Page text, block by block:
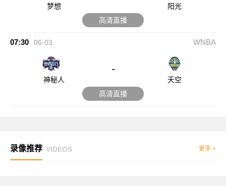
梦想
阳光
高清直播
07:30 06-03 WNBA
神秘人
-
天空
高清直播
录像推荐 VIDEOS 更多 +